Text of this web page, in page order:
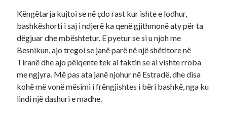
Këngëtarja kujtoi se në çdo rast kur ishte e lodhur,
bashkëshorti i saj i ndjerë ka qenë gjithmonë aty për ta
dëgjuar dhe mbështetur. E pyetur se si u njoh me
Besnikun, ajo tregoi se janë parë në një shëtitore në
Tiranë dhe ajo pëlqente tek ai faktin se ai vishte rroba
me ngjyra. Më pas ata janë njohur në Estradë, dhe disa
kohë më vonë mësimi i frëngjishtes i bëri bashkë, nga ku
lindi një dashuri e madhe.